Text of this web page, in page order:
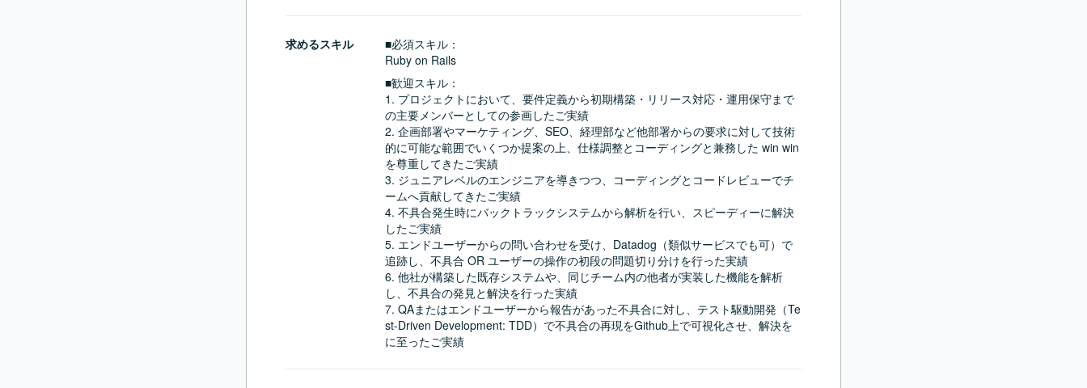
求めるスキル
■必須スキル：
Ruby on Rails
■歓迎スキル：
1. プロジェクトにおいて、要件定義から初期構築・リリース対応・運用保守まで
の主要メンバーとしての参画したご実績
2. 企画部署やマーケティング、SEO、経理部など他部署からの要求に対して技術
的に可能な範囲でいくつか提案の上、仕様調整とコーディングと兼務した win win
を尊重してきたご実績
3. ジュニアレベルのエンジニアを導きつつ、コーディングとコードレビューでチ
ームへ貢献してきたご実績
4. 不具合発生時にバックトラックシステムから解析を行い、スピーディーに解決
したご実績
5. エンドユーザーからの問い合わせを受け、Datadog（類似サービスでも可）で
追跡し、不具合 OR ユーザーの操作の初段の問題切り分けを行った実績
6. 他社が構築した既存システムや、同じチーム内の他者が実装した機能を解析
し、不具合の発見と解決を行った実績
7. QAまたはエンドユーザーから報告があった不具合に対し、テスト駆動開発（Te
st-Driven Development: TDD）で不具合の再現をGithub上で可視化させ、解決を
に至ったご実績